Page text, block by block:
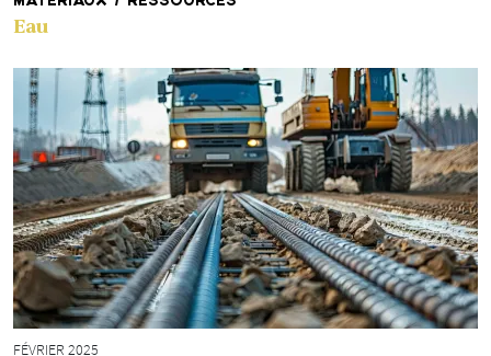
Eau
FÉVRIER 2025